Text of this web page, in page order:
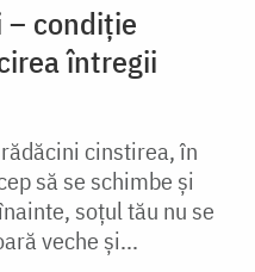
condiție
întregii
cinstirea, în
să se schimbe şi
soţul tău nu se
veche şi...